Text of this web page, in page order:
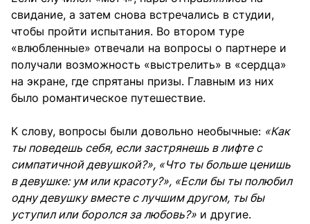
свидание, а затем снова встречались в студии,
чтобы пройти испытания. Во втором туре
«влюбленные» отвечали на вопросы о партнере и
получали возможность «выстрелить» в «сердца»
на экране, где спрятаны призы. Главным из них
было романтическое путешествие.
К слову, вопросы были довольно необычные: «Как
ты поведешь себя, если застрянешь в лифте с
симпатичной девушкой?», «Что ты больше ценишь
в девушке: ум или красоту?», «Если бы ты полюбил
одну девушку вместе с лучшим другом, ты бы
уступил или боролся за любовь?» и другие.